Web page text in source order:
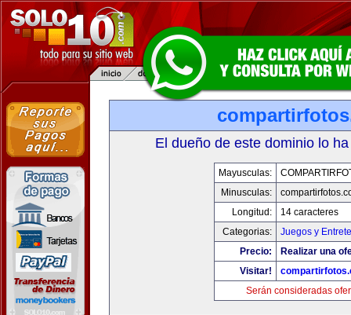
El dueño de este dominio lo
Mayusculas:
Minusculas:
Longitud:
14 caracteres
Categorias:
Juegos y
Precio:
Realizar una
Visitar!
Serán consideradas